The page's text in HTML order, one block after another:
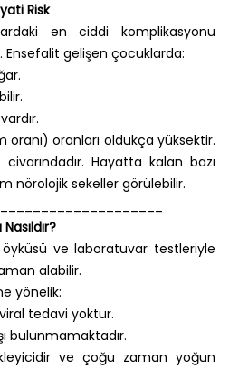
Risk
en ciddi komplikasyonu
gelişen çocuklarda:
oranı) oranları oldukça yüksektir.
Hayatta kalan bazı
nörolojik sekeller görülebilir.
ve laboratuvar testleriyle
alabilir.
yönelik:
tedavi yoktur.
bulunmamaktadır.
ve çoğu zaman yoğun